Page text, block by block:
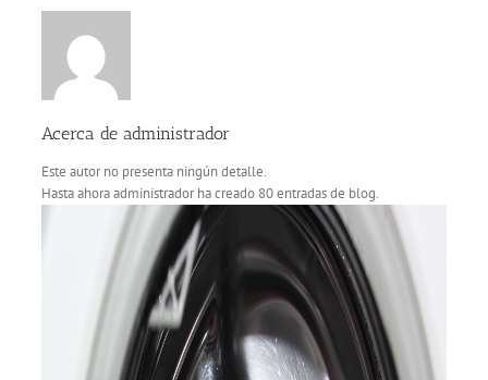
Navigation
Inicio
Quiénes somos
Servicios
Sectores clientes
Servicio Técnico
Acerca de administrador
Este autor no presenta ningún detalle.
Hasta ahora administrador ha creado 80 entradas de blog.